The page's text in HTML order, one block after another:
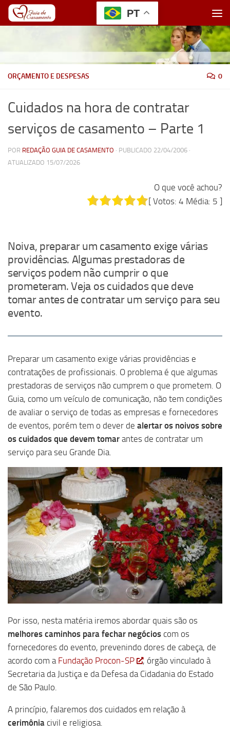
Skip to content
ORÇAMENTO E DESPESAS 0
Cuidados na hora de contratar
serviços de casamento – Parte 1
POR REDAÇÃO GUIA DE CASAMENTO · PUBLICADO 22/04/2006 ·
ATUALIZADO 15/07/2026
O que você achou?
[ Votos: 4 Média: 5 ]
Noiva, preparar um casamento exige várias
providências. Algumas prestadoras de
serviços podem não cumprir o que
prometeram. Veja os cuidados que deve
tomar antes de contratar um serviço para seu
evento.
Preparar um casamento exige várias providências e
contratações de profissionais. O problema é que algumas
prestadoras de serviços não cumprem o que prometem. O
Guia, como um veículo de comunicação, não tem condições
de avaliar o serviço de todas as empresas e fornecedores
de eventos, porém tem o dever de alertar os noivos sobre
os cuidados que devem tomar antes de contratar um
serviço para seu Grande Dia.
Por isso, nesta matéria iremos abordar quais são os
melhores caminhos para fechar negócios com os
fornecedores do evento, prevenindo dores de cabeça, de
acordo com a Fundação Procon-SP
, órgão vinculado à
Secretaria da Justiça e da Defesa da Cidadania do Estado
de São Paulo.
A princípio, falaremos dos cuidados em relação à
cerimônia civil e religiosa.
PT